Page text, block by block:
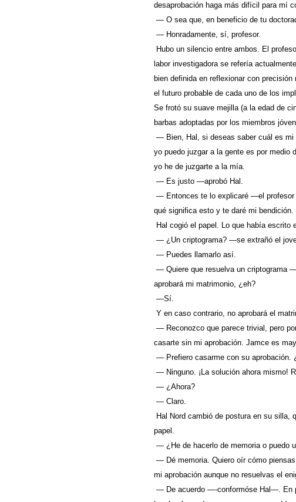
desaprobación haga más difícil para mí
— O sea que, en beneficio de tu
— Honradamente, sí, profesor.
Hubo un silencio entre ambos. El
labor investigadora se refería
bien definida en reflexionar con
el futuro probable de cada uno de los
Se frotó su suave mejilla (a la edad de
barbas adoptadas por los miembros
— Bien, Hal, si deseas saber cuál es mi
yo puedo juzgar a la gente es por medio
yo he de juzgarte a la mía.
— Es justo —aprobó Hal.
— Entonces te lo explicaré —el profesor
qué significa esto y te daré mi bendición.
Hal cogió el papel. Lo que había escrito
— ¿Un criptograma? —se extrañó el
— Puedes llamarlo así.
— Quiere que resuelva un criptograma
aprobará mi matrimonio, ¿eh?
—Sí.
Y en caso contrario, no aprobará el
— Reconozco que parece trivial, pero
casarte sin mi aprobación. Jamce es
— Prefiero casarme con su aprobación.
— Ninguno. ¡La solución ahora mismo!
— ¿Ahora?
— Claro.
Hal Nord cambió de postura en su silla,
papel.
— ¿He de hacerlo de memoria o puedo
— Dé memoria. Quiero oír cómo
mi aprobación aunque no resuelvas el
— De acuerdo —-conformóse Hal—. En